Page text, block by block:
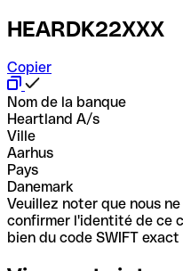
HEARDK22XXX
Copier
Nom de la banque
Heartland A/s
Ville
Aarhus
Pays
Danemark
Veuillez noter que nous
confirmer l'identité de ce
bien du code SWIFT